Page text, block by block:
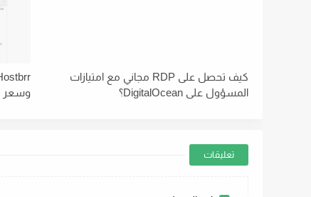
كيف تحصل على RDP مجاني مع امتيازات
المسؤول على DigitalOcean؟
وسعر
تعليقات